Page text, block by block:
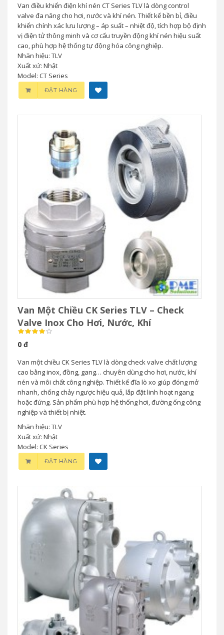
Van điều khiển điện khí nén CT Series TLV là dòng control
valve đa năng cho hơi, nước và khí nén. Thiết kế bền bỉ, điều
khiển chính xác lưu lượng – áp suất – nhiệt độ, tích hợp bộ định
vị điện tử thông minh và cơ cấu truyền động khí nén hiệu suất
cao, phù hợp hệ thống tự động hóa công nghiệp.
Nhãn hiệu: TLV
Xuất xứ: Nhật
Model: CT Series
ĐẶT HÀNG
Van Một Chiều CK Series TLV – Check
Valve Inox Cho Hơi, Nước, Khí
0 đ
Van một chiều CK Series TLV là dòng check valve chất lượng
cao bằng inox, đồng, gang… chuyên dùng cho hơi, nước, khí
nén và môi chất công nghiệp. Thiết kế đĩa lò xo giúp đóng mở
nhanh, chống chảy ngược hiệu quả, lắp đặt linh hoạt ngang
hoặc đứng. Sản phẩm phù hợp hệ thống hơi, đường ống công
nghiệp và thiết bị nhiệt.
Nhãn hiệu: TLV
Xuất xứ: Nhật
Model: CK Series
ĐẶT HÀNG